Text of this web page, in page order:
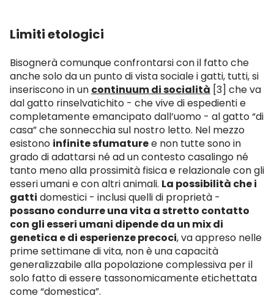
Limiti etologici
Bisognerà comunque confrontarsi con il fatto che
anche solo da un punto di vista sociale i gatti, tutti, si
inseriscono in un continuum di socialità [3] che va
dal gatto rinselvatichito - che vive di espedienti e
completamente emancipato dall’uomo - al gatto “di
casa” che sonnecchia sul nostro letto. Nel mezzo
esistono infinite sfumaturee non tutte sono in
grado di adattarsi né ad un contesto casalingo né
tanto meno alla prossimità fisica e relazionale con gli
esseri umani e con altri animali. La possibilità che i
gatti domestici - inclusi quelli di proprietà -
possano condurre una vita a stretto contatto
con gli esseri umani dipende da un mix di
genetica e di esperienze precoci, va appreso nelle
prime settimane di vita, non è una capacità
generalizzabile alla popolazione complessiva per il
solo fatto di essere tassonomicamente etichettata
come “domestica”.